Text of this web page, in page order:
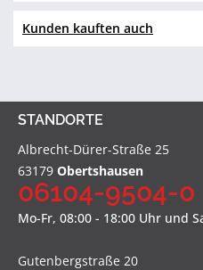
Kunden kauften auch
STANDORTE
Albrecht-Dürer-Straße 25
63179 Obertshausen
06104-9504-0
Mo-Fr, 08:00 - 18:00 Uhr und
Gutenbergstraße 20